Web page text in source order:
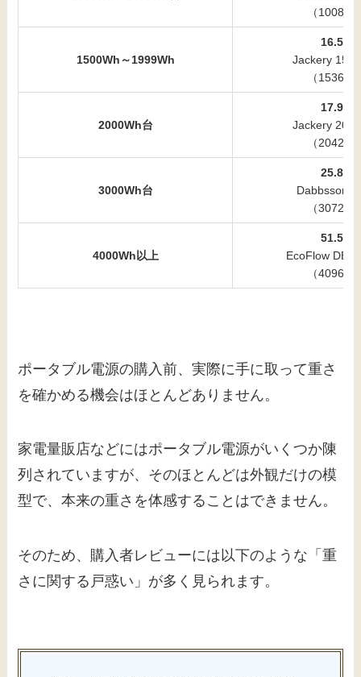
（
1500Wh～1999Wh
16.5Kg
Jackery
（
2000Wh台
17.9Kg
Jackery
（
3000Wh台
25.8Kg
Dabbsson
（
4000Wh以上
51.5Kg
EcoFlow
（
ポータブル電源の購入前、実際に手に取って重さ
を確かめる機会はほとんどありません。
家電量販店などにはポータブル電源がいくつか陳
列されていますが、そのほとんどは外観だけの模
型で、本来の重さを体感することはできません。
そのため、購入者レビューには以下のような「重
さに関する戸惑い」が多く見られます。